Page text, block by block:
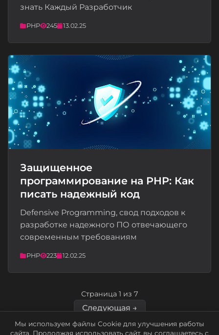
знать Каждый Разработчик
PHP 245 13.02.25
📝
Защищенное
программирование на PHP: Как
писать надежный код
Defensive Programming, свод подходов к
разработке надежного ПО отвечающего
современным требованиям
PHP 223 12.02.25
Страница 1 из 7
Следующая →
Мы используем файлы Cookie для улучшения работы
сайта. Продолжая использовать сайт, вы соглашаетесь с